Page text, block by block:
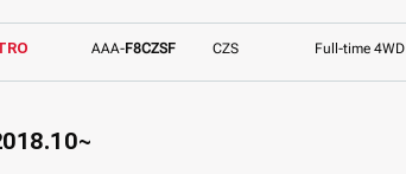
AAA-F8CZSF CZS Full-time 4WD